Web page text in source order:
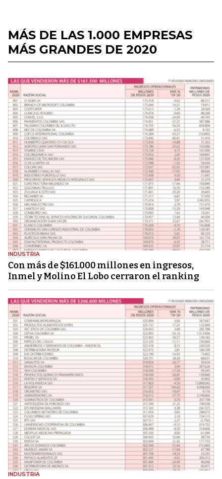
MÁS DE LAS 1.000 EMPRESAS
MÁS GRANDES DE 2020
INDUSTRIA
Con más de $161.000 millones en ingresos,
Inmel y Molino El Lobo cerraron el ranking
INDUSTRIA